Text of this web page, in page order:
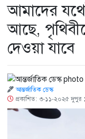
আমাদের
আছে,
দেওয়া যাবে
আন্তর্জাতিক ডেস্ক
প্রকাশিত: ৩-১১-২০২৫ দুপুর